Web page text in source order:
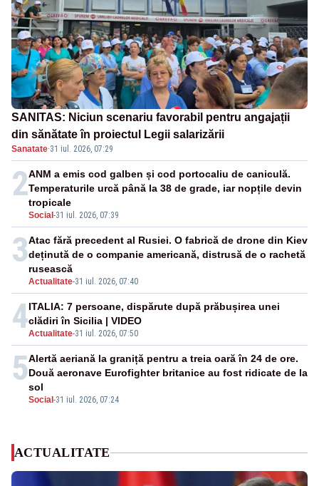
SANITAS: Niciun scenariu favorabil pentru angajații
din sănătate în proiectul Legii salarizării
Sanatate·31 iul. 2026, 07:29
2
Social -31 iul. 2026, 07:39
ANM a emis cod galben și cod portocaliu de caniculă.
Temperaturile urcă până la 38 de grade, iar nopțile devin
tropicale
3
Actualitate-31 iul. 2026, 07:40
Atac fără precedent al Rusiei. O fabrică de drone din Kiev
deținută de o companie americană, distrusă de o rachetă
rusească
4Actualitate-31 iul. 2026, 07:50
ITALIA: 7 persoane, dispărute după prăbușirea unei
clădiri în Sicilia | VIDEO
5
Social -31 iul. 2026, 07:24
Alertă aeriană la graniță pentru a treia oară în 24 de ore.
Două aeronave Eurofighter britanice au fost ridicate de la
sol
ACTUALITATE